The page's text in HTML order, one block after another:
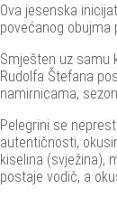
Ova jesenska
povećanog obujma
Smješten uz samu
Rudolfa Štefana
namirnicama,
Pelegrini se
autentičnosti,
kiselina (svježina),
postaje vodič, a